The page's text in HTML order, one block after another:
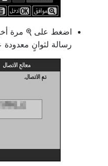
اضغط على X مرة
رسالة لثوانٍ معدودة